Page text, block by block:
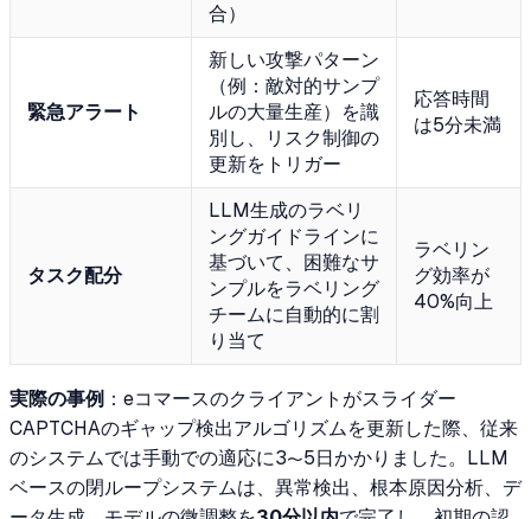
合）
緊急アラート
新しい攻撃パターン
（例：敵対的サンプ
ルの大量生産）を識
別し、リスク制御の
更新をトリガー
応答時間
は5分未満
タスク配分
LLM生成のラベリ
ングガイドラインに
基づいて、困難なサ
ンプルをラベリング
チームに自動的に割
り当て
ラベリン
グ効率が
40%向上
実際の事例 ：eコマースのクライアントがスライダー
CAPTCHAのギャップ検出アルゴリズムを更新した際、従来
のシステムでは手動での適応に3〜5日かかりました。LLM
ベースの閉ループシステムは、異常検出、根本原因分析、デ